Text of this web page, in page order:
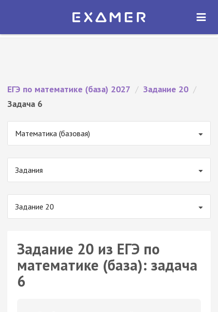
Экзамер — ЕГЭ 2027
ОТКРЫТЬ
ЕГЭ по математике (база) 2027 / Задание 20 /
Задача 6
Математика (базовая)
Задания
Задание 20
Задание 20 из ЕГЭ по
математике (база): задача
6